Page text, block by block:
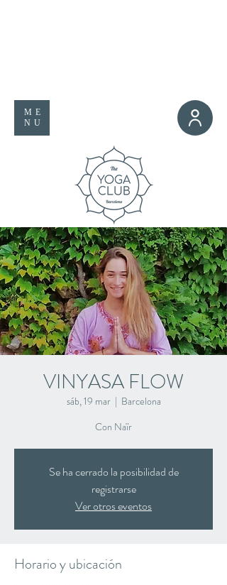
ME
NU
VINYASA FLOW
sáb, 19 mar
  |
Barcelona
Con Naïr
Se ha cerrado la posibilidad de
registrarse
Ver otros eventos
Horario y ubicación